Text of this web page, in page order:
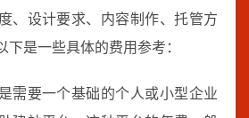
、设计要求、内容制作、托管方
下是一些具体的费用参考：
需要一个基础的个人或小型企业